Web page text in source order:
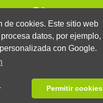
de cookies. Este sitio web
datos, por ejemplo,
con Google.
Permitir cookies
Clip